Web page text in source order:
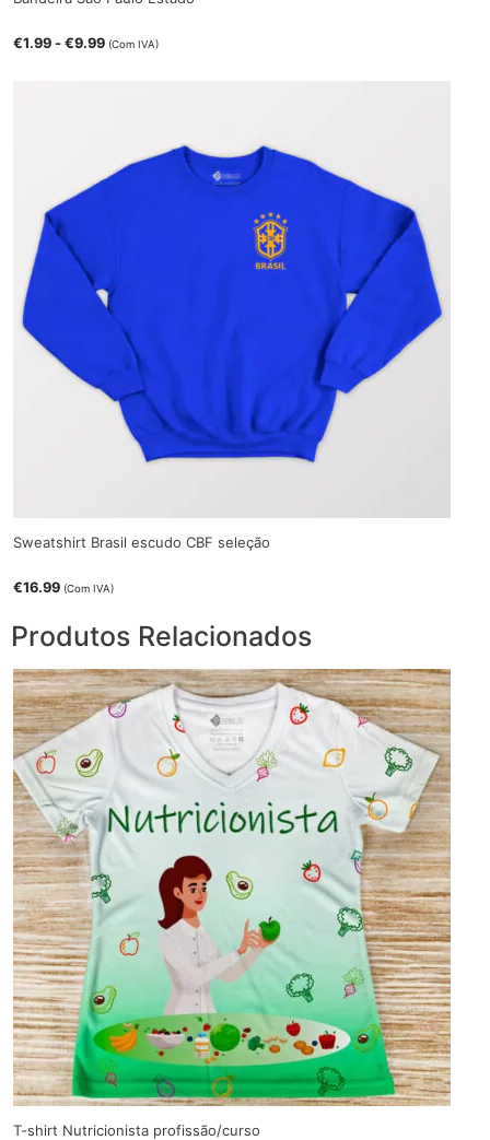
€1.99 -€9.99 (Com IVA)
Sweatshirt Brasil escudo CBF seleção
€16.99 (Com IVA)
Produtos Relacionados
T-shirt Nutricionista profissão/curso